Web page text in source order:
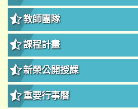
教師團隊
課程計畫
新榮公開授課
重要行事曆